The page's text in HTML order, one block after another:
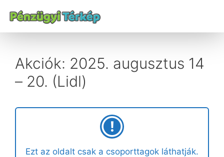
Akciók: 2025. augusztus 14
– 20. (Lidl)
Ezt az oldalt csak a csoporttagok láthatják.